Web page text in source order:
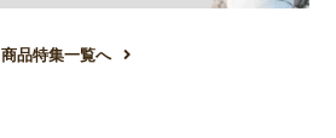
商品特集一覧へ